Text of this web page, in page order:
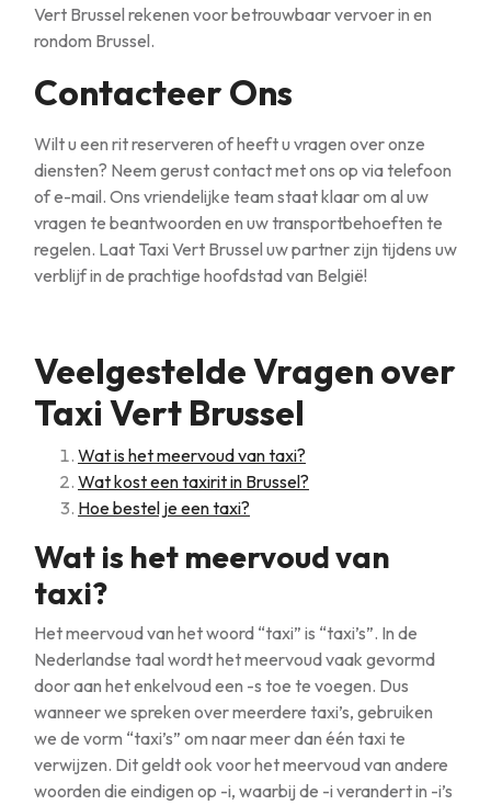
Vert Brussel rekenen voor betrouwbaar vervoer in en
rondom Brussel.
Contacteer Ons
Wilt u een rit reserveren of heeft u vragen over onze
diensten? Neem gerust contact met ons op via telefoon
of e-mail. Ons vriendelijke team staat klaar om al uw
vragen te beantwoorden en uw transportbehoeften te
regelen. Laat Taxi Vert Brussel uw partner zijn tijdens uw
verblijf in de prachtige hoofdstad van België!
Veelgestelde Vragen over
Taxi Vert Brussel
Wat is het meervoud van taxi?
Wat kost een taxirit in Brussel?
Hoe bestel je een taxi?
Wat is het meervoud van
taxi?
Het meervoud van het woord “taxi” is “taxi’s”. In de
Nederlandse taal wordt het meervoud vaak gevormd
door aan het enkelvoud een -s toe te voegen. Dus
wanneer we spreken over meerdere taxi’s, gebruiken
we de vorm “taxi’s” om naar meer dan één taxi te
verwijzen. Dit geldt ook voor het meervoud van andere
woorden die eindigen op -i, waarbij de -i verandert in -i’s